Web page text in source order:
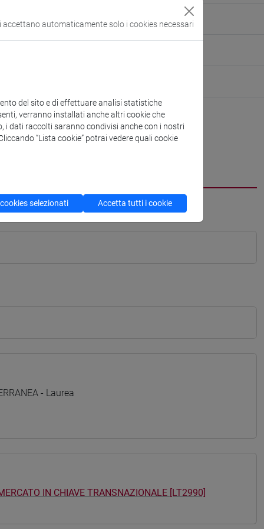
- Laurea
IN CHIAVE TRANSNAZIONALE [LT2990]
automaticamente solo i cookies necessari
del sito e di effettuare analisi statistiche
verranno installati anche altri cookie che
i dati raccolti saranno condivisi anche con i nostri
“Lista cookie” potrai vedere quali cookie
selezionati Accetta tutti i cookie